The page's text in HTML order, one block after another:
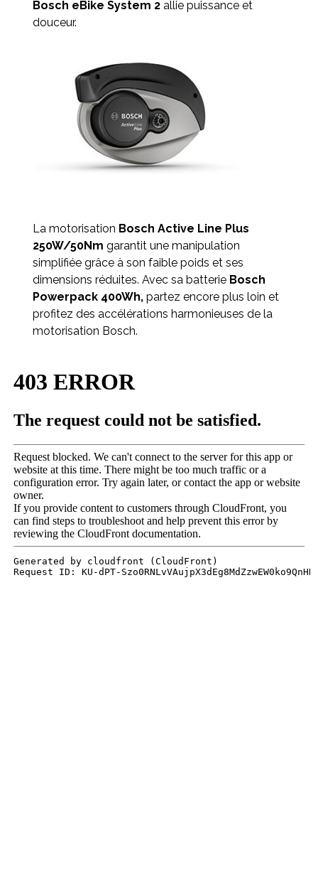
Bosch eBike System 2allie puissance et
douceur.
La motorisation Bosch Active Line Plus
250W/50Nm garantit une manipulation
simplifiée grâce à son faible poids et ses
dimensions réduites. Avec sa batterie Bosch
Powerpack 400Wh,partez encore plus loin et
profitez des accélérations harmonieuses de la
motorisation Bosch.